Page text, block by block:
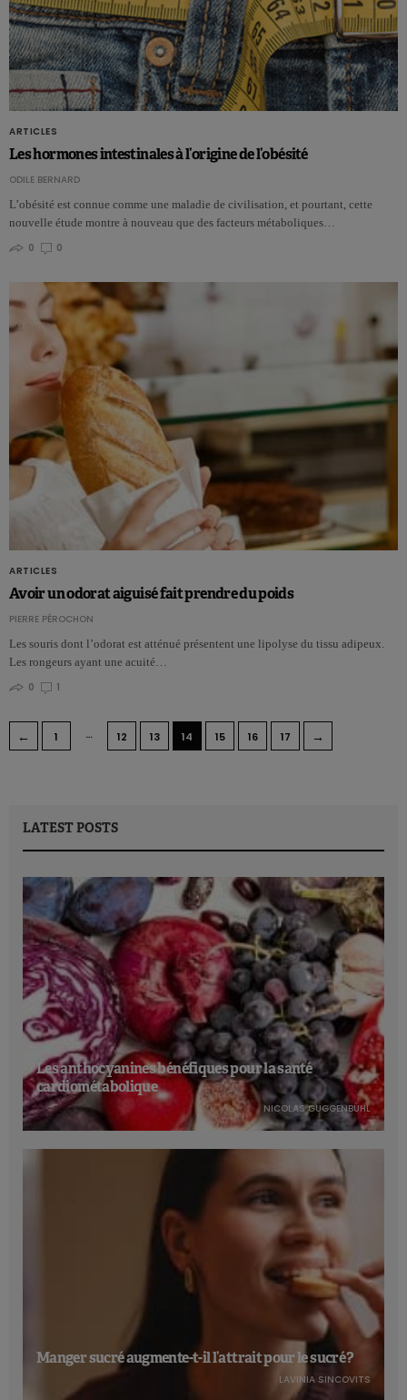
ARTICLES
Les hormones intestinales à l’origine de l’obésité
ODILE BERNARD
L’obésité est connue comme une maladie de civilisation, et pourtant, cette
nouvelle étude montre à nouveau que des facteurs métaboliques…
0
0
ARTICLES
Avoir un odorat aiguisé fait prendre du poids
PIERRE PÉROCHON
Les souris dont l’odorat est atténué présentent une lipolyse du tissu adipeux.
Les rongeurs ayant une acuité…
0
1
← 1 … 12 13 14 15 16 17 →
LATEST POSTS
Les anthocyanines bénéfiques pour la santé
cardiométabolique
NICOLAS GUGGENBÜHL
Manger sucré augmente-t-il l’attrait pour le sucré ?
LAVINIA SINCOVITS